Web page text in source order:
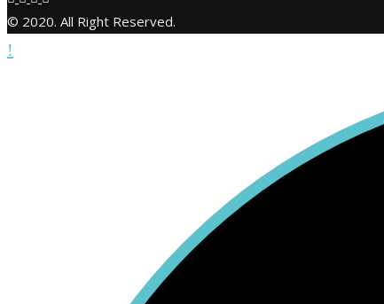
© 2020. All Right Reserved.